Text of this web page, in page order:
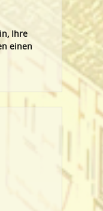
Ihre
einen